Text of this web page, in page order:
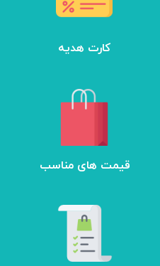
کارت هدیه
​قیمت های مناسب